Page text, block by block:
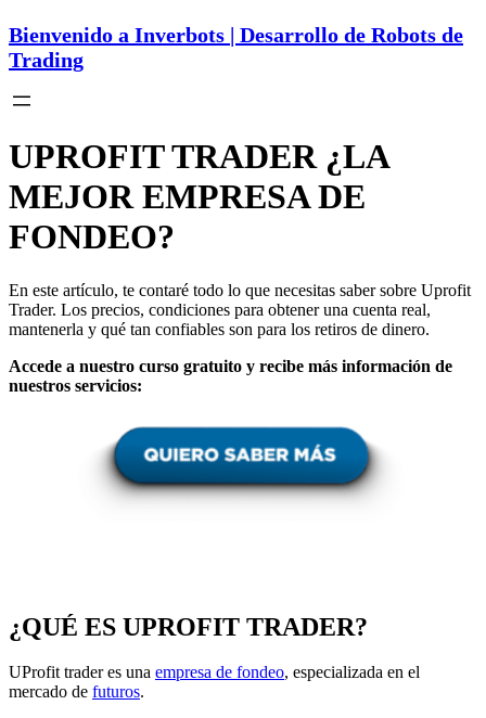
Bienvenido a Inverbots | Desarrollo de Robots de
Trading
UPROFIT TRADER ¿LA
MEJOR EMPRESA DE
FONDEO?
En este artículo, te contaré todo lo que necesitas saber sobre Uprofit
Trader. Los precios, condiciones para obtener una cuenta real,
mantenerla y qué tan confiables son para los retiros de dinero.
Accede a nuestro curso gratuito y recibe más información de
nuestros servicios:
¿QUÉ ES UPROFIT TRADER?
UProfit trader es una empresa de fondeo, especializada en el
mercado de futuros.